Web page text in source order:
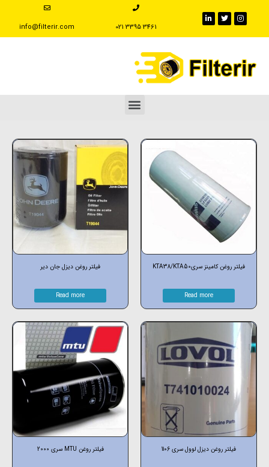
‪021 3395 3461
info@filterir.com
فیلتر روغن کامینز سریKTA38/KTA50
Read more
فیلتر روغن دیزل جان دیر
Read more
فیلتر روغن دیزل لوول سری 1106 فیلتر روغن MTU سری 2000